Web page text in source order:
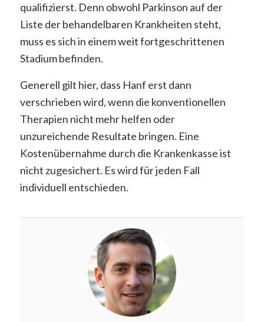
qualifizierst. Denn obwohl Parkinson auf der
Liste der behandelbaren Krankheiten steht,
muss es sich in einem weit fortgeschrittenen
Stadium befinden.
Generell gilt hier, dass Hanf erst dann
verschrieben wird, wenn die konventionellen
Therapien nicht mehr helfen oder
unzureichende Resultate bringen. Eine
Kostenübernahme durch die Krankenkasse ist
nicht zugesichert. Es wird für jeden Fall
individuell entschieden.